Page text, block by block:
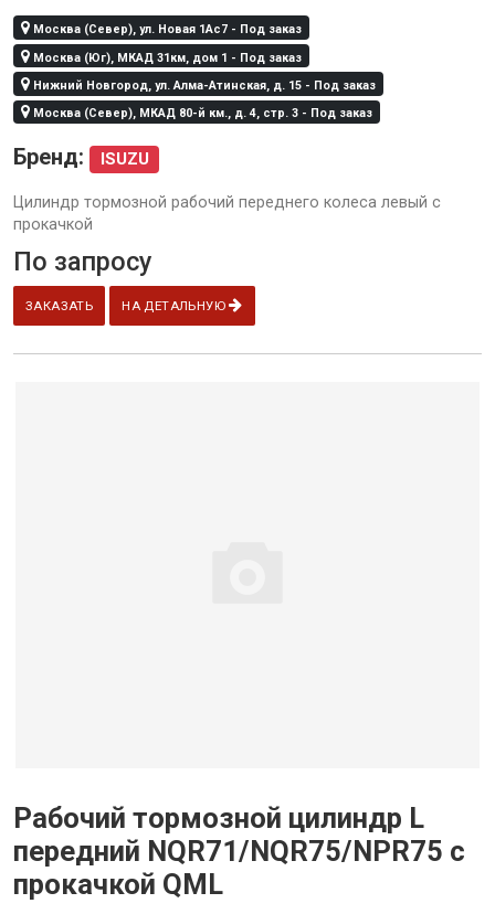
Москва (Север), ул. Новая 1Ас7 - Под заказ
Москва (Юг), МКАД 31км, дом 1 - Под заказ
Нижний Новгород, ул. Алма-Атинская, д. 15 - Под заказ
Москва (Север), МКАД 80-й км., д. 4, стр. 3 - Под заказ
Бренд: ISUZU
Цилиндр тормозной рабочий переднего колеса левый с
прокачкой
По запросу
ЗАКАЗАТЬ НА ДЕТАЛЬНУЮ
Рабочий тормозной цилиндр L
передний NQR71/NQR75/NPR75 с
прокачкой QML